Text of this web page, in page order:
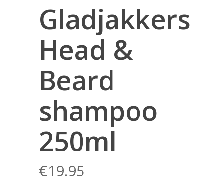
Gladjakkers
Head &
Beard
shampoo
250ml
€19.95